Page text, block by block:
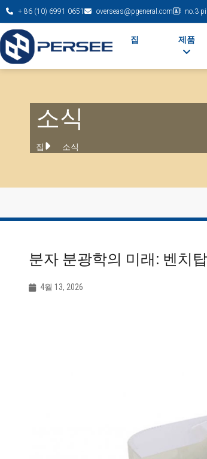
+ 86 (10) 6991 0651 overseas@pgeneral.com no.3
집 제품
소식
집 소식
분자 분광학의 미래: 벤치
4월 13, 2026